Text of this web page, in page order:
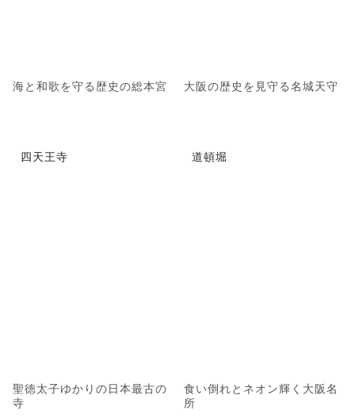
海と和歌を守る歴史の総本宮 大阪の歴史を見守る名城天守
四天王寺
聖徳太子ゆかりの日本最古の
寺
道頓堀
食い倒れとネオン輝く大阪名
所